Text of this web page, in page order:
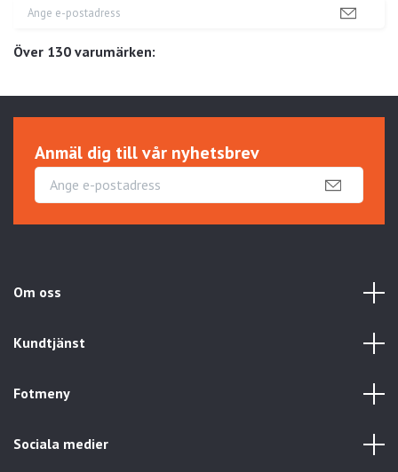
Över 130 varumärken:
Anmäl dig till vår nyhetsbrev
Om oss
Kundtjänst
Fotmeny
Sociala medier